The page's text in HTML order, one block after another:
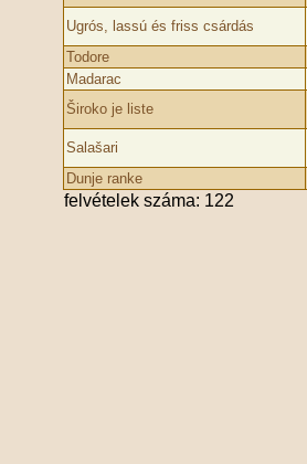
Ugrós, lassú és friss csárdás
Todore
Madarac
Široko je liste
Salašari
Dunje ranke
felvételek száma: 122